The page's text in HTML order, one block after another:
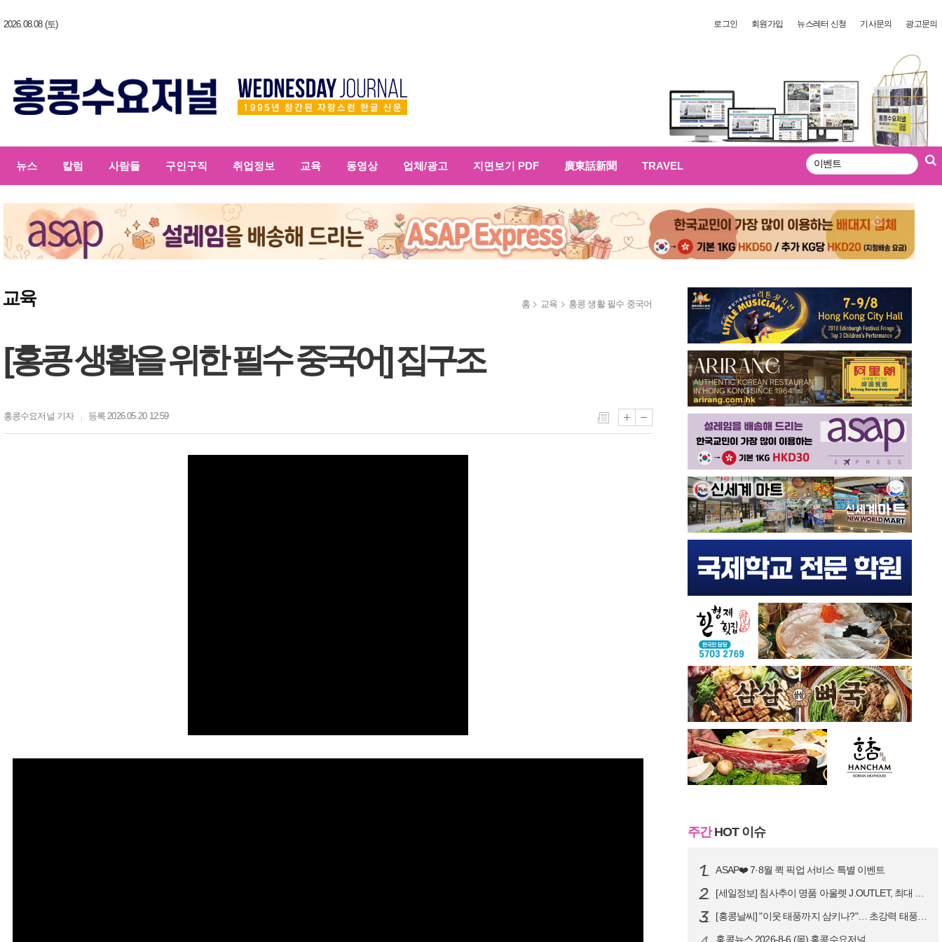
2026.08.08 (토) 로그인 회원가입 뉴스레터 신청 기사문의 광고문의
뉴스 칼럼 사람들 구인구직 취업정보 교육 동영상 업체/광고 지면보기 PDF 廣東話新聞
TRAVEL
검
교육 홈 교육 홍콩 생활 필수 중국어
[홍콩 생활을 위한 필수 중국어] 집구조
홍콩수요저널 기자 등록 2026.05.20 12:59
주간HOT 이슈
ASAP❤️ 7·8월 퀵 픽업 서비스 특별 이벤트
[세일정보] 침사추이 명품 아울렛 J.OUTLET, 최대 90% 빅 세일…
[홍콩날씨] "이웃 태풍까지 삼키나?"… 초강력 태풍 '돌핀' 세력 재확…
홍콩뉴스 2026-8-6 (목) 홍콩수요저널